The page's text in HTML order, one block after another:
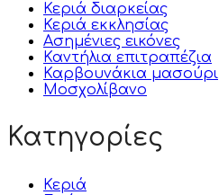
Κεριά διαρκείας
Κεριά εκκλησίας
Ασημένιες εικόνες
Καντήλια επιτραπέζια
Καρβουνάκια μασούρι
Μοσχολίβανο
Κατηγορίες
Κεριά